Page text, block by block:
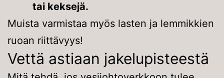
tai keksejä.
Muista varmistaa myös lasten ja lemmikkien
ruoan riittävyys!
Vettä astiaan jakelupisteestä